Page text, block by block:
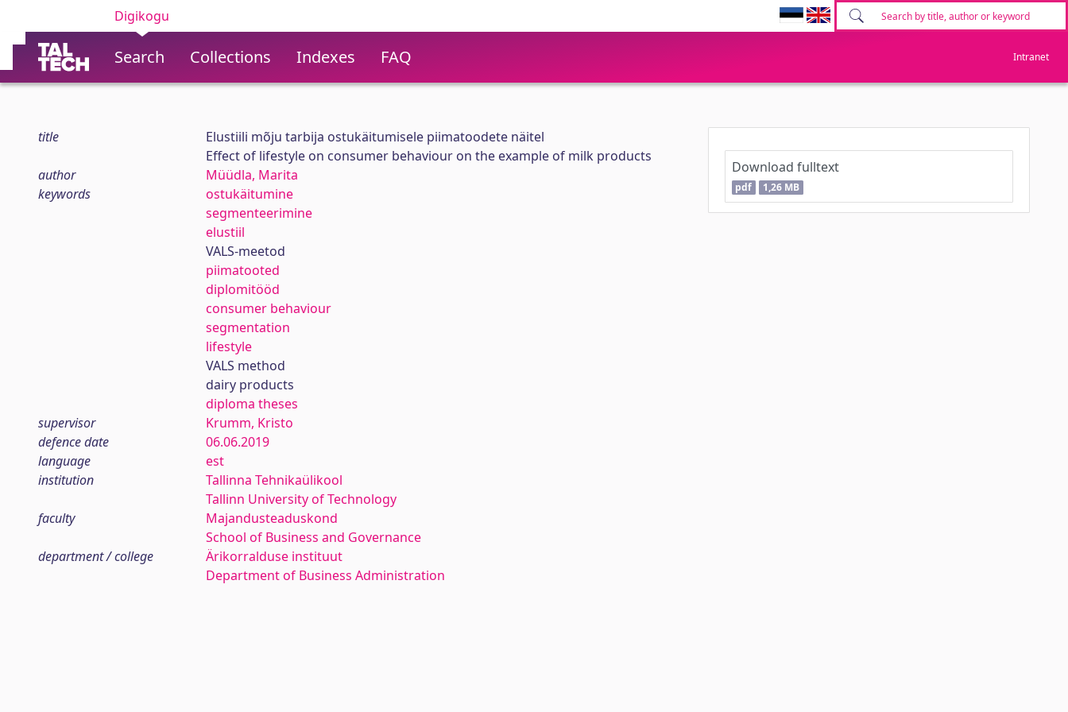
Digikogu
Search Collections Indexes FAQ Intranet
title
Elustiili mõju tarbija ostukäitumisele piimatoodete näitel
Effect of lifestyle on consumer behaviour on the example of milk products
author
Müüdla, Marita
keywords
ostukäitumine
segmenteerimine
elustiil
VALS-meetod
piimatooted
diplomitööd
consumer behaviour
segmentation
lifestyle
VALS method
dairy products
diploma theses
supervisor
Krumm, Kristo
defence date
06.06.2019
language
est
institution
Tallinna Tehnikaülikool
Tallinn University of Technology
faculty
Majandusteaduskond
School of Business and Governance
department / college
Ärikorralduse instituut
Department of Business Administration
Download fulltext
pdf 1,26 MB